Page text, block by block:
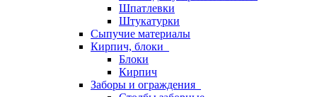
Шпатлевки
Штукатурки
Сыпучие материалы
Кирпич, блоки
Блоки
Кирпич
Заборы и ограждения